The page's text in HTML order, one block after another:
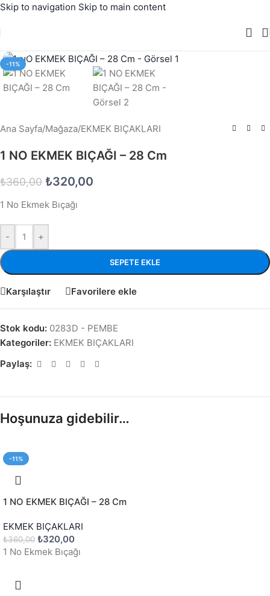
Skip to navigation Skip to main content
-11%
Ana Sayfa/Mağaza/EKMEK BIÇAKLARI
1 NO EKMEK BIÇAĞI – 28 Cm
₺360,00 ₺320,00
1 No Ekmek Bıçağı
- +
SEPETE EKLE
Karşılaştır Favorilere ekle
Stok kodu: 0283D - PEMBE
Kategoriler: EKMEK BIÇAKLARI
Paylaş:
Hoşunuza gidebilir…
-11%
1 NO EKMEK BIÇAĞI – 28 Cm
EKMEK BIÇAKLARI
₺360,00 ₺320,00
1 No Ekmek Bıçağı